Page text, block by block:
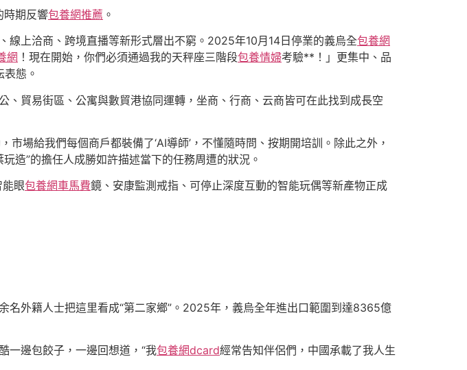
時期反響包養網推薦 。
上洽商、跨境直播等新形式層出不窮。2025年10月14日停業的義烏全包養網
網 ！現在開始，你們必須通過我的天秤座三階段包養情婦考驗**！」更集中、品
表態。
貿易街區、公寓與數貿港協同運轉，坐商、行商、云商皆可在此找到成長空
場給我們每個商戶都裝備了‘AI導師’，不懂隨時問、按期開培訓。除此之外，
造”的擔任人成勝如許描述當下的任務周遭的狀況。
能眼包養網車馬費鏡、安康監測戒指、可停止深度互動的智能玩偶等新產物正成
名外籍人士把這里看成“第二家鄉”。2025年，義烏全年進出口範圍到達8365億
一邊包餃子，一邊回想道，“我包養網dcard經常告知伴侶們，中國承載了我人生